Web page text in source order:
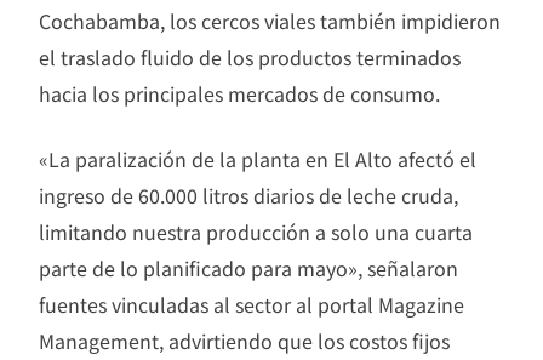
Cochabamba, los cercos viales también impidieron
el traslado fluido de los productos terminados
hacia los principales mercados de consumo.
«La paralización de la planta en El Alto afectó el
ingreso de 60.000 litros diarios de leche cruda,
limitando nuestra producción a solo una cuarta
parte de lo planificado para mayo», señalaron
fuentes vinculadas al sector al portal Magazine
Management, advirtiendo que los costos fijos